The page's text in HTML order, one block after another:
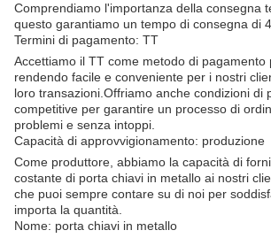
Comprendiamo l'importanza della consegna
questo garantiamo un tempo di consegna di
Termini di pagamento: TT
Accettiamo il TT come metodo di pagamento
rendendo facile e conveniente per i nostri
loro transazioni.Offriamo anche condizioni di
competitive per garantire un processo di
problemi e senza intoppi.
Capacità di approvvigionamento: produzione
Come produttore, abbiamo la capacità di
costante di porta chiavi in metallo ai nostri
che puoi sempre contare su di noi per
importa la quantità.
Nome: porta chiavi in metallo